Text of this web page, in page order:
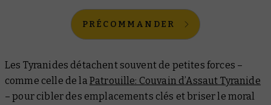
PRÉCOMMANDER
Les Tyranides détachent souvent de petites forces –
comme celle de laPatrouille: Couvain d’Assaut Tyranide
– pour cibler des emplacements clés et briser le moral